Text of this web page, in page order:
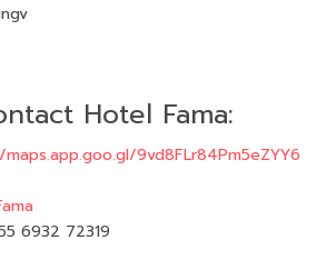
Hotel Fama:
9vd8FLr84Pm5eZYY6
6932 72319